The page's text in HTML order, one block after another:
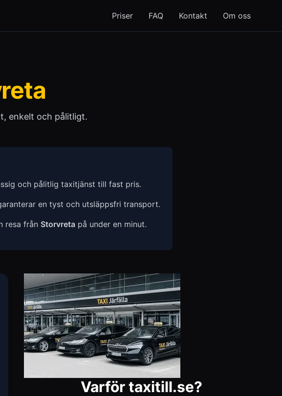
Priser FAQ Kontakt Om oss
enkelt och pålitligt.
och pålitlig taxitjänst till fast pris.
en tyst och utsläppsfri transport.
resa från Storvreta på under en minut.
Varför taxitill.se?